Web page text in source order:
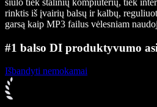
rinktis iš įvairių balsų ir kalbų,
garsą kaip MP3 failus vėlesniam
#1 balso DI produktyvumo
Išbandyti nemokamai